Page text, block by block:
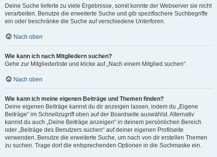
Deine Suche lieferte zu viele Ergebnisse, somit konnte der Webserver sie nicht
verarbeiten. Benutze die erweiterte Suche und gib spezifischere Suchbegriffe
ein oder beschränke die Suche auf verschiedene Unterforen.
Nach oben
Wie kann ich nach Mitgliedern suchen?
Gehe zur Mitgliederliste und klicke auf „Nach einem Mitglied suchen“.
Nach oben
Wie kann ich meine eigenen Beiträge und Themen finden?
Deine eigenen Beiträge kannst du dir anzeigen lassen, indem du „Eigene
Beiträge“ im Schnellzugriff oben auf der Boardseite auswählst. Alternativ
kannst du auch „Deine Beiträge anzeigen“ in deinem persönlichen Bereich
oder „Beiträge des Benutzers suchen“ auf deiner eigenen Profilseite
verwenden. Benutze die erweiterte Suche, um nach von dir erstellen Themen
zu suchen. Trage dort die entsprechenden Optionen in die Suchmaske ein.